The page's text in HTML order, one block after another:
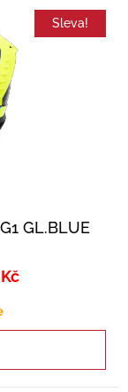
Sleva!
GL.BLUE
Kč